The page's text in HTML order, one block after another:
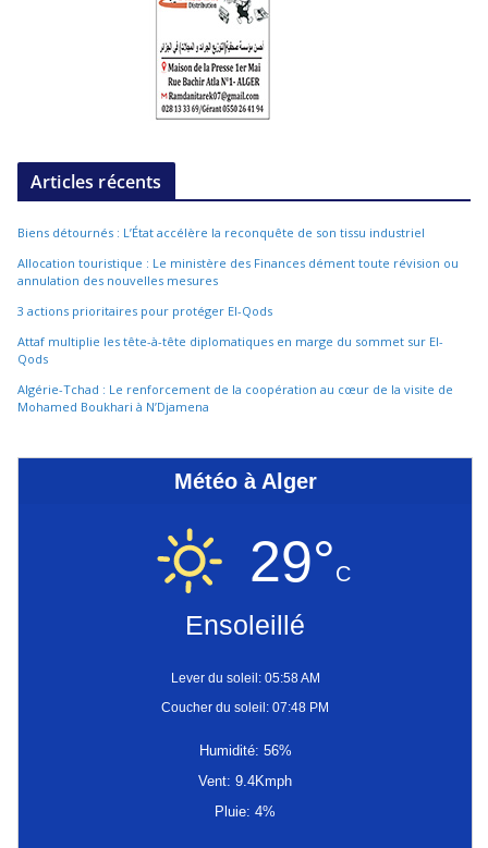
Articles récents
Biens détournés : L’État accélère la reconquête de son tissu industriel
Allocation touristique : Le ministère des Finances dément toute révision ou
annulation des nouvelles mesures
3 actions prioritaires pour protéger El-Qods
Attaf multiplie les tête-à-tête diplomatiques en marge du sommet sur El-
Qods
Algérie-Tchad : Le renforcement de la coopération au cœur de la visite de
Mohamed Boukhari à N’Djamena
Météo à Alger
29°C
Ensoleillé
Lever du soleil: 05:58 AM
Coucher du soleil: 07:48 PM
Humidité: 56%
Vent: 9.4Kmph
Pluie: 4%